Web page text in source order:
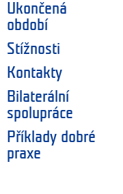
Ukončená
období
Stížnosti
Kontakty
Bilaterální
spolupráce
Příklady dobré
praxe